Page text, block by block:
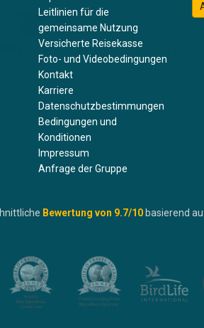
Leitlinien für die
gemeinsame Nutzung
Versicherte Reisekasse
Foto- und Videobedingungen
Kontakt
Karriere
Datenschutzbestimmungen
Bedingungen und
Konditionen
Impressum
Anfrage der Gruppe
Bewertung von 9.7/10 basierend